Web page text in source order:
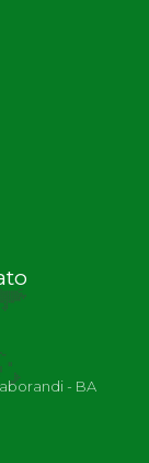
- BA